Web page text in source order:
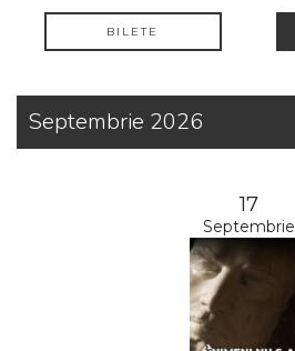
BILETE
Septembrie 2026
17
Septembrie